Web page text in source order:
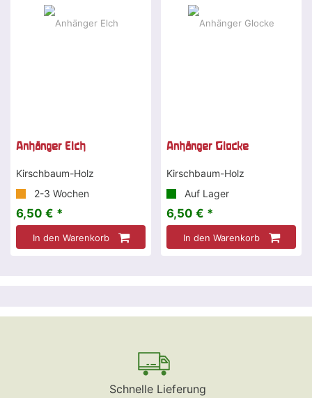
Anhänger Elch
Kirschbaum-Holz
2-3 Wochen
6,50 € *
In den Warenkorb
Anhänger Glocke
Kirschbaum-Holz
Auf Lager
6,50 € *
In den Warenkorb
Schnelle Lieferung